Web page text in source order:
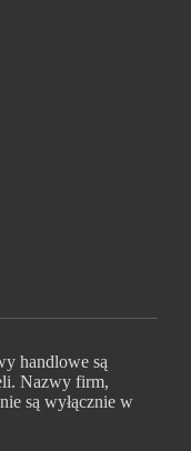
handlowe są
Nazwy firm,
są wyłącznie w